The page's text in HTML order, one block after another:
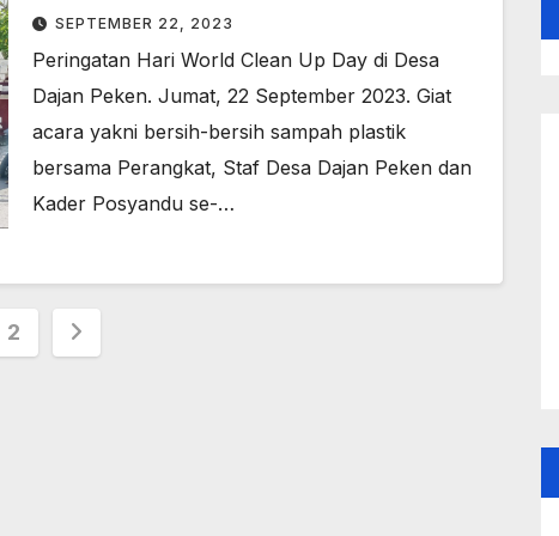
SEPTEMBER 22, 2023
Peringatan Hari World Clean Up Day di Desa
Dajan Peken. Jumat, 22 September 2023. Giat
acara yakni bersih-bersih sampah plastik
bersama Perangkat, Staf Desa Dajan Peken dan
Kader Posyandu se-…
2